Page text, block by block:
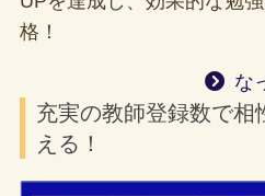
格！
な
充実の教師登録数で相
える！